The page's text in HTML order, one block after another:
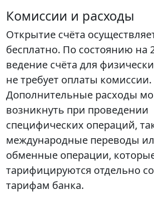
Комиссии и расходы
Открытие счёта
бесплатно. По состоянию на
ведение счёта для
не требует оплаты комиссии.
Дополнительные расходы
возникнуть при проведении
специфических операций,
международные переводы
обменные операции,
тарифицируются отдельно
тарифам банка.